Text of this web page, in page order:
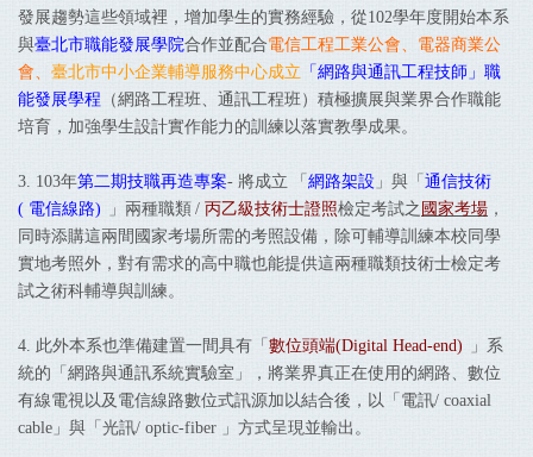
發展趨勢這些領域裡，增加學生的實務經驗，從102學年度開始本系
與臺北市職能發展學院合作並配合電信工程工業公會、電器商業公
會、 臺北市中小企業輔導服務中心成立 「網路與通訊工程技師」 職
能發展學程 （網路工程班、通訊工程班）積極擴展與業界合作職能
培育，加強學生設計實作能力的訓練以落實教學成果。
3. 103年第二期技職再造專案- 將成立 「 網路架設 」 與 「 通信技術
( 電信線路) 」 兩種職類 / 丙乙級技術士證照檢定考試之 國家考場 ，
同時添購這兩間國家考場所需的考照設備，除可輔導訓練本校同學
實地考照外，對有需求的高中職也能提供這兩種職類技術士檢定考
試之術科輔導與訓練。
4. 此外本系也準備建置一間具有 「 數位頭端(Digital Head-end) 」 系
統的「網路與通訊系統實驗室」，將業界真正在使用的網路、數位
有線電視以及電信線路數位式訊源加以結合後，以「電訊/ coaxial
cable 」與「光訊/ optic-fiber 」方式呈現並輸出 。